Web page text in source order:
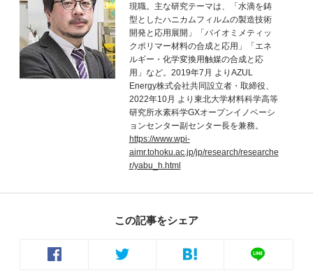
現職。主な研究テーマは、「水滴を鋳
型としたハニカムフィルムの製造技術
開発と応用展開」「バイオミメティッ
クポリマー材料の合成と応用」「エネ
ルギー・化学変換用触媒の合成と応
用」など。2019年7月 よりAZUL
Energy株式会社共同設立者・取締役、
2022年10月 より東北大学材料科学高等
研究所水素科学GXオープンイノベーシ
ョンセンター副センター長を兼務。
https://www.wpi-
aimr.tohoku.ac.jp/jp/research/researche
r/yabu_h.html
この記事をシェア